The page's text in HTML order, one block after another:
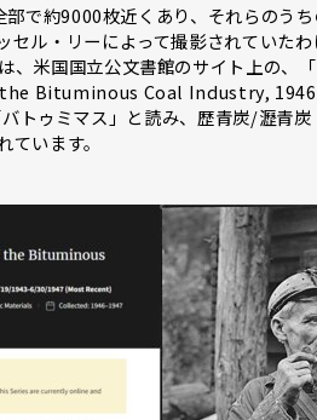
で約9000枚近くあり、それらのう
セル・リーによって撮影されていた
、米国国立公文書館のサイト上の、
Bituminous Coal Industry, 1946-
ゥミマス」と読み、歴青炭/瀝青炭
います。